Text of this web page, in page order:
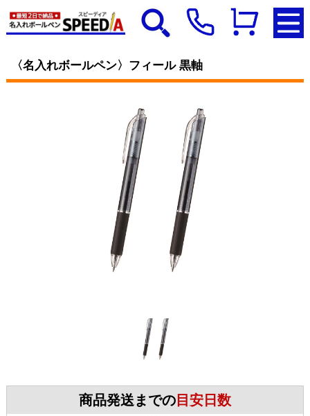
〈名入れボールペン〉フィール 黒軸
商品発送までの 目安日数